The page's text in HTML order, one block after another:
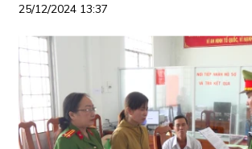
25/12/2024 13:37